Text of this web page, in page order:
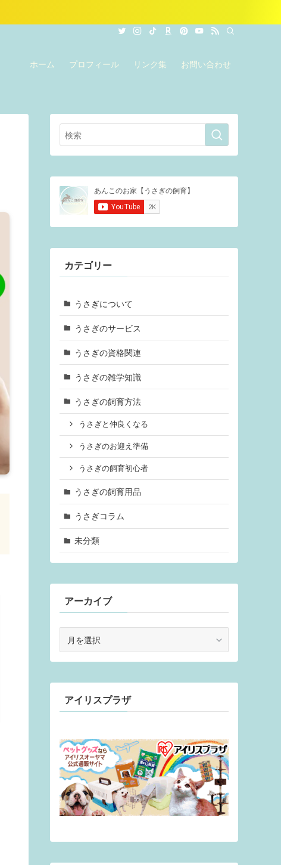
ホーム プロフィール リンク集 お問い合わせ
カテゴリー
うさぎについて
うさぎのサービス
うさぎの資格関連
うさぎの雑学知識
うさぎの飼育方法
うさぎと仲良くなる
うさぎのお迎え準備
うさぎの飼育初心者
うさぎの飼育用品
うさぎコラム
未分類
アーカイブ
カ
ブ
アイリスプラザ